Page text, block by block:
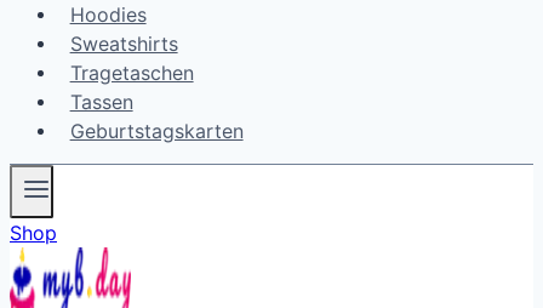
Hoodies
Sweatshirts
Tragetaschen
Tassen
Geburtstagskarten
Shop